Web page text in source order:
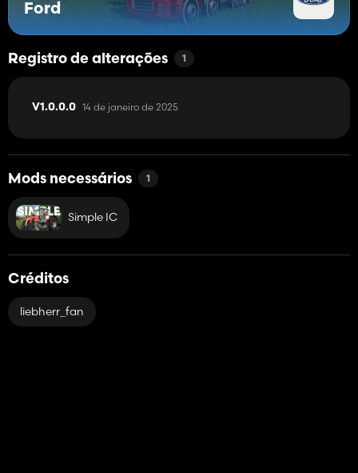
Ford
Registro de alterações 1
V1.0.0.0 14 de janeiro de 2025
Mods necessários 1
Simple IC
Créditos
liebherr_fan